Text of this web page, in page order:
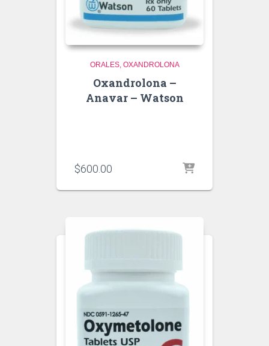
ORALES OXANDROLONA
Oxandrolona –
Anavar – Watson
$600.00